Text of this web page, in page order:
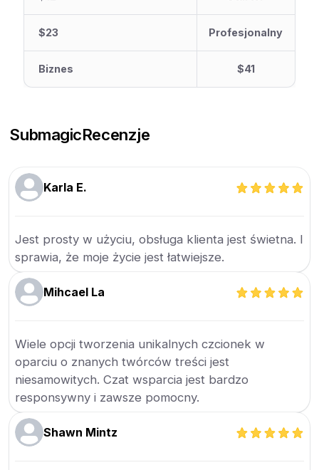
$23 Profesjonalny
Biznes $41
SubmagicRecenzje
Karla E.
Jest prosty w użyciu, obsługa klienta jest świetna. I
sprawia, że moje życie jest łatwiejsze.
Mihcael La
Wiele opcji tworzenia unikalnych czcionek w
oparciu o znanych twórców treści jest
niesamowitych. Czat wsparcia jest bardzo
responsywny i zawsze pomocny.
Shawn Mintz